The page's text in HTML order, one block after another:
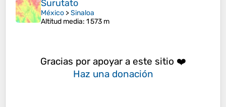
Surutato
México >Sinaloa
Altitud media: 1 573 m
Gracias por apoyar a este sitio ❤️
Haz una donación